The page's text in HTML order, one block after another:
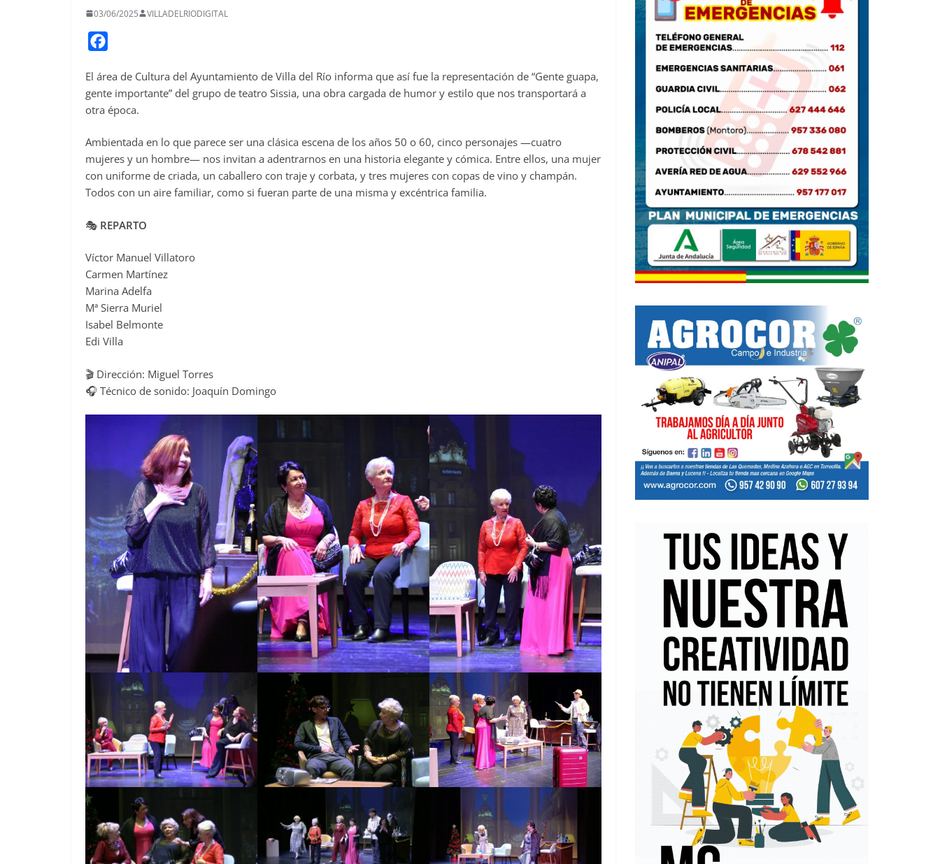
03/06/2025 VILLADELRIODIGITAL
c
e
b
o
o
k
El área de Cultura del Ayuntamiento de Villa del Río informa que así fue la representación de “Gente guapa,
gente importante” del grupo de teatro Sissia, una obra cargada de humor y estilo que nos transportará a
otra época.
Ambientada en lo que parece ser una clásica escena de los años 50 o 60, cinco personajes —cuatro
mujeres y un hombre— nos invitan a adentrarnos en una historia elegante y cómica. Entre ellos, una mujer
con uniforme de criada, un caballero con traje y corbata, y tres mujeres con copas de vino y champán.
Todos con un aire familiar, como si fueran parte de una misma y excéntrica familia.
🎭 REPARTO
Víctor Manuel Villatoro
Carmen Martínez
Marina Adelfa
Mª Sierra Muriel
Isabel Belmonte
Edi Villa
🎬 Dirección: Miguel Torres
🎧 Técnico de sonido: Joaquín Domingo